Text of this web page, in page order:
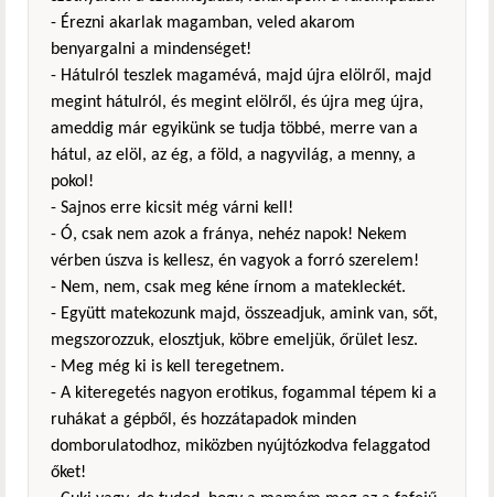
- Érezni akarlak magamban, veled akarom
benyargalni a mindenséget!
- Hátulról teszlek magamévá, majd újra elölről, majd
megint hátulról, és megint elölről, és újra meg újra,
ameddig már egyikünk se tudja többé, merre van a
hátul, az elöl, az ég, a föld, a nagyvilág, a menny, a
pokol!
- Sajnos erre kicsit még várni kell!
- Ó, csak nem azok a fránya, nehéz napok! Nekem
vérben úszva is kellesz, én vagyok a forró szerelem!
- Nem, nem, csak meg kéne írnom a matekleckét.
- Együtt matekozunk majd, összeadjuk, amink van, sőt,
megszorozzuk, elosztjuk, köbre emeljük, őrület lesz.
- Meg még ki is kell teregetnem.
- A kiteregetés nagyon erotikus, fogammal tépem ki a
ruhákat a gépből, és hozzátapadok minden
domborulatodhoz, miközben nyújtózkodva felaggatod
őket!